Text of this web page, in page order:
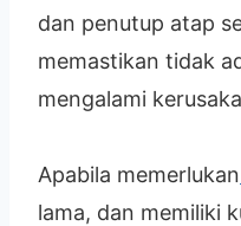
dan penutup atap
memastikan tidak
mengalami
Apabila memerlukan
lama, dan memiliki